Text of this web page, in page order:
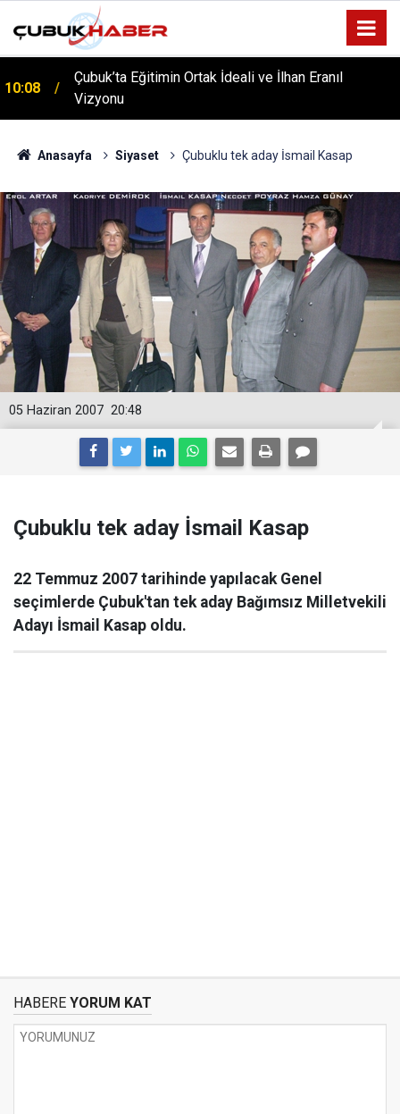
10:08
Çubuk’ta Eğitimin Ortak İdeali ve İlhan Eranıl
Vizyonu
Anasayfa Siyaset Çubuklu tek aday İsmail Kasap
20:48
05 Haziran 2007
Çubuklu tek aday İsmail Kasap
22 Temmuz 2007 tarihinde yapılacak Genel
seçimlerde Çubuk'tan tek aday Bağımsız Milletvekili
Adayı İsmail Kasap oldu.
HABERE YORUM KAT